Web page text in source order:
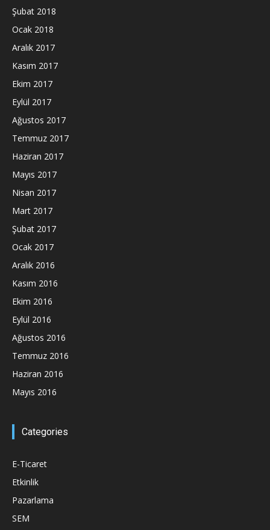
Şubat 2018
Ocak 2018
Aralık 2017
Kasım 2017
Ekim 2017
Eylül 2017
Ağustos 2017
Temmuz 2017
Haziran 2017
Mayıs 2017
Nisan 2017
Mart 2017
Şubat 2017
Ocak 2017
Aralık 2016
Kasım 2016
Ekim 2016
Eylül 2016
Ağustos 2016
Temmuz 2016
Haziran 2016
Mayıs 2016
Categories
E-Ticaret
Etkinlik
Pazarlama
SEM